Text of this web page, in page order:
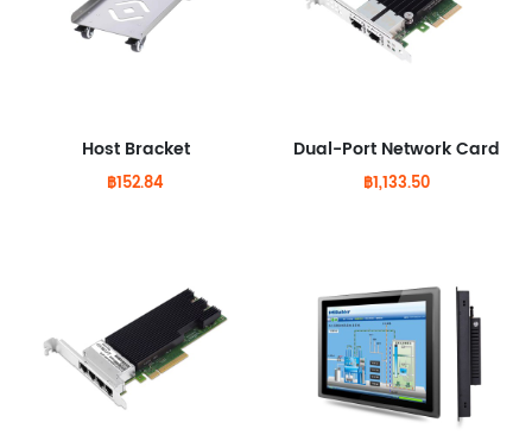
Host Bracket
฿152.84
Dual-Port Network Card
฿1,133.50